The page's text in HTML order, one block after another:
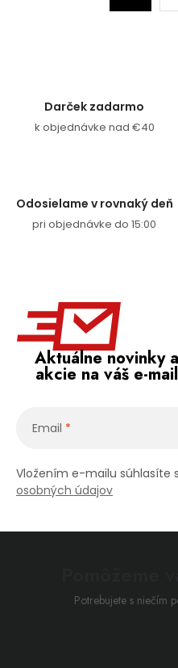
Darček zadarmo
k objednávke nad €40
Odosielame v rovnaký deň
pri objednávke do 15:00
Aktuálne novinky a
akcie na váš e-mail
Email
Vložením e-mailu súhlasíte s
osobných údajov
Potrebujete s niečím